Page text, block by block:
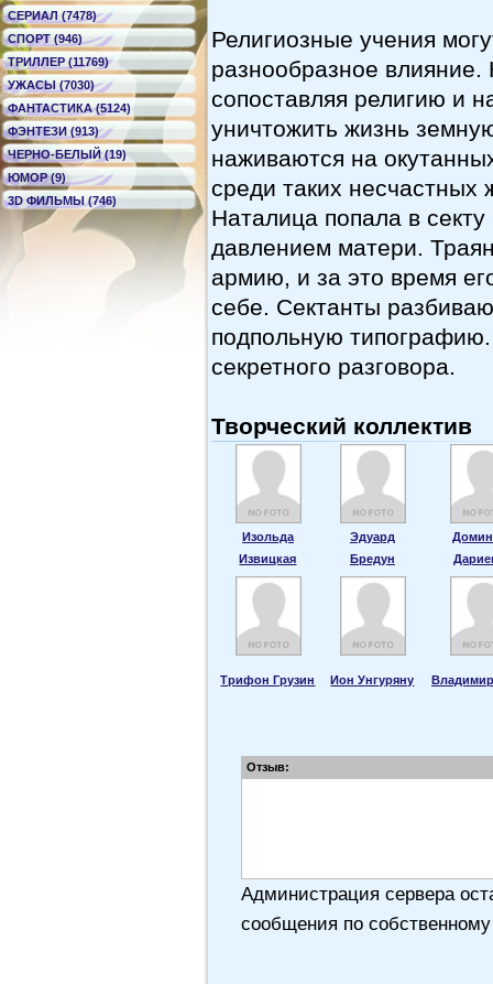
СЕРИАЛ (7478)
СПОРТ (946)
ТРИЛЛЕР (11769)
УЖАСЫ (7030)
ФАНТАСТИКА (5124)
ФЭНТЕЗИ (913)
ЧЕРНО-БЕЛЫЙ (19)
ЮМОР (9)
3D ФИЛЬМЫ (746)
Религиозные учения
разнообразное влияние.
сопоставляя религию и
уничтожить жизнь
наживаются на
среди таких несчастных
Наталица попала в
давлением матери.
армию, и за это время
себе. Сектанты
подпольную
секретного разговора.
Творческий коллектив
Изольда
Извицкая
Эдуард
Бредун
Трифон Грузин Ион Унгуряну
Отзыв:
Администрация сервера
сообщения по